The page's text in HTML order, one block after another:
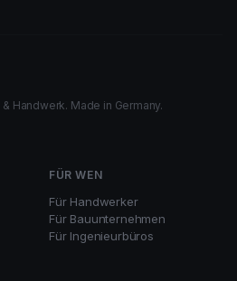
Handwerk. Made in Germany.
FÜR WEN
Für Handwerker
Für Bauunternehmen
Für Ingenieurbüros